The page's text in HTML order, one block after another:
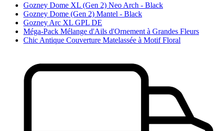
Gozney Dome XL (Gen 2) Neo Arch - Black
Gozney Dome (Gen 2) Mantel - Black
Gozney Arc XL GPL DE
Méga-Pack Mélange d'Ails d'Ornement à Grandes Fleurs
Chic Antique Couverture Matelassée à Motif Floral